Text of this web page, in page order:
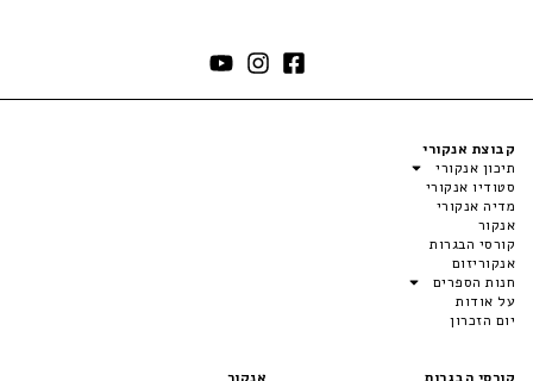
קבוצת אנקורי
תיכון אנקורי
סטודיו אנקורי
מדיה אנקורי
אנקור
קורסי הבגרות
אנקוריזום
חנות הספרים
על אודות
יום הזכרון